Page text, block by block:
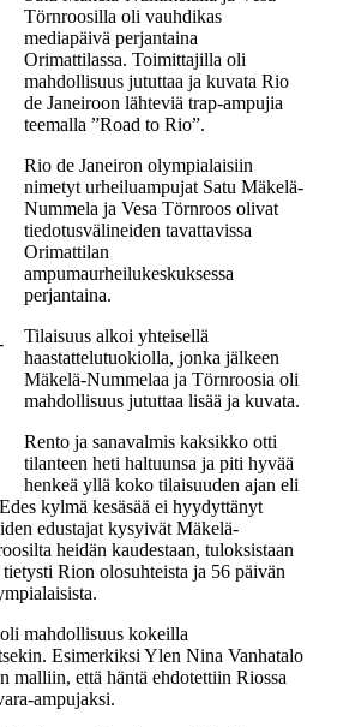
Törnroosilla oli vauhdikas
mediapäivä perjantaina
Orimattilassa. Toimittajilla oli
mahdollisuus jututtaa ja kuvata Rio
de Janeiroon lähteviä trap-ampujia
teemalla ”Road to Rio”.
Rio de Janeiron olympialaisiin
nimetyt urheiluampujat Satu Mäkelä-
Nummela ja Vesa Törnroos olivat
tiedotusvälineiden tavattavissa
Orimattilan
ampumaurheilukeskuksessa
perjantaina.
Tilaisuus alkoi yhteisellä
haastattelutuokiolla, jonka jälkeen
Mäkelä-Nummelaa ja Törnroosia oli
mahdollisuus jututtaa lisää ja kuvata.
Rento ja sanavalmis kaksikko otti
tilanteen heti haltuunsa ja piti hyvää
henkeä yllä koko tilaisuuden ajan eli
kylmä kesäsää ei hyydyttänyt
edustajat kysyivät Mäkelä-
heidän kaudestaan, tuloksistaan
Rion olosuhteista ja 56 päivän
mahdollisuus kokeilla
Esimerkiksi Ylen Nina Vanhatalo
malliin, että häntä ehdotettiin Riossa
ampujaksi.